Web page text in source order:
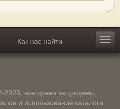
Как нас найти
2025, все права защищены.
и использование каталога